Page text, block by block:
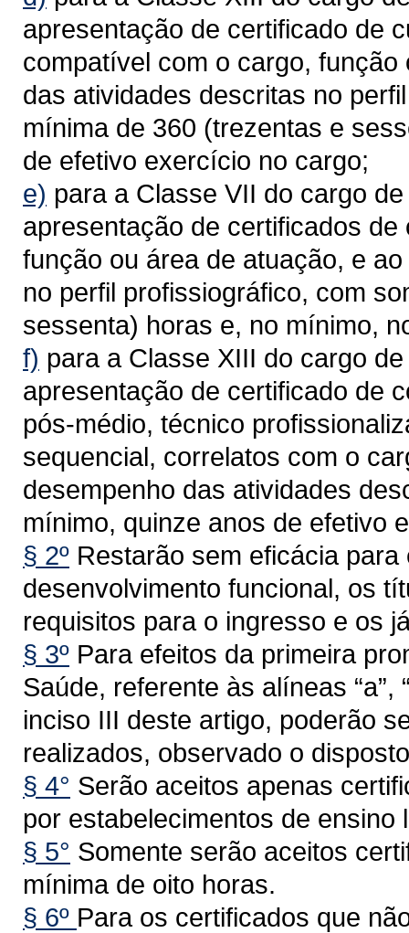
apresentação de certificado de
compatível com o cargo,
das atividades descritas no
mínima de 360 (trezentas e
de efetivo exercício no cargo;
e) para a Classe VII do cargo
apresentação de certificados
função ou área de atuação, e
no perfil profissiográfico, com
sessenta) horas e, no mínimo,
f) para a Classe XIII do cargo
apresentação de certificado de
pós-médio, técnico
sequencial, correlatos com o
desempenho das atividades
mínimo, quinze anos de efetivo
§ 2º Restarão sem eficácia
desenvolvimento funcional, os
requisitos para o ingresso e os
§ 3º Para efeitos da primeira
Saúde, referente às alíneas “a”,
inciso III deste artigo, poderão
realizados, observado o
§ 4° Serão aceitos apenas
por estabelecimentos de ensino
§ 5° Somente serão aceitos
mínima de oito horas.
§ 6º Para os certificados que